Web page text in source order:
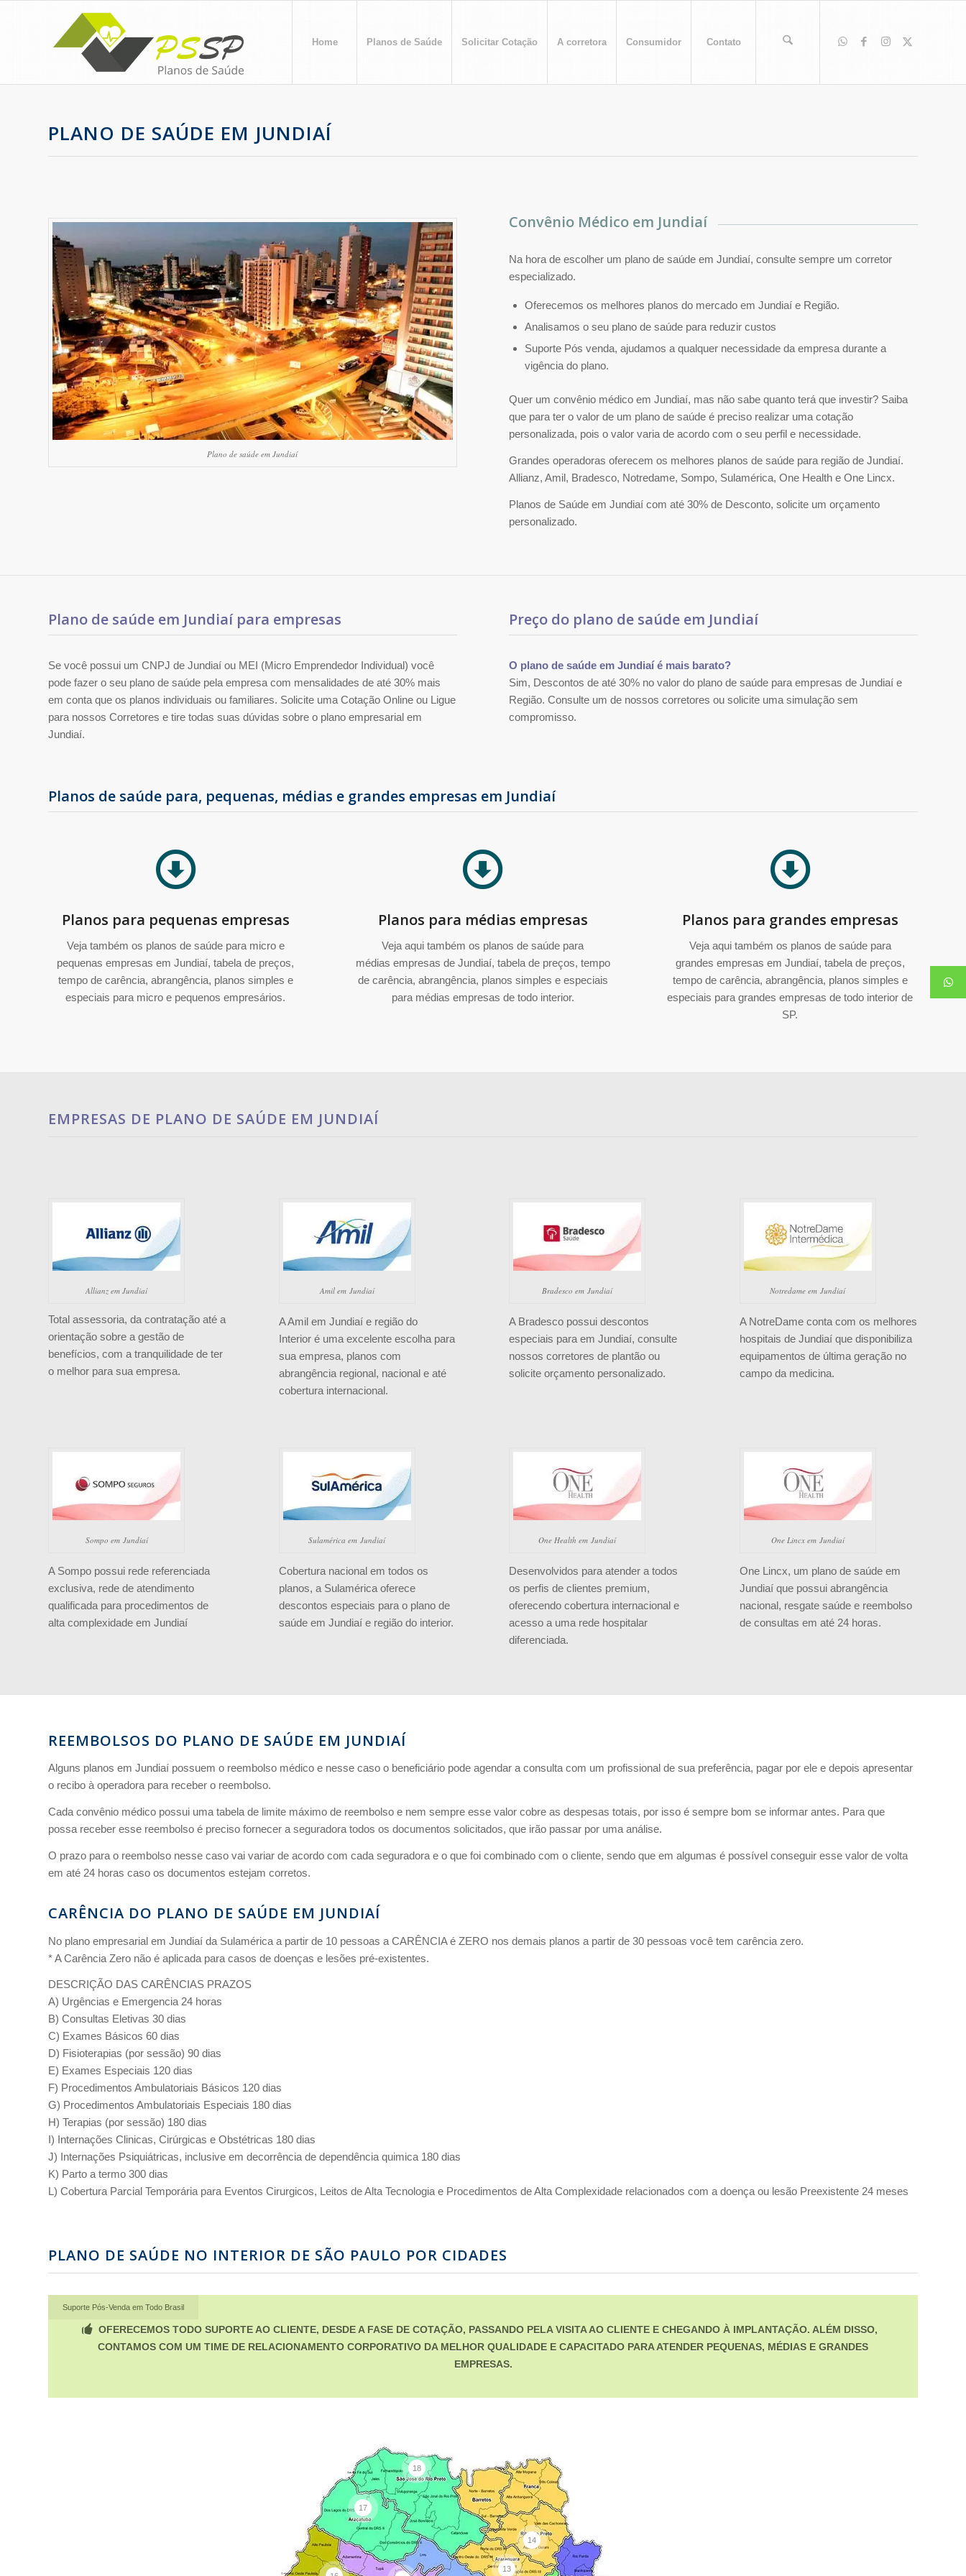
Home Planos de Saúde Solicitar Cotação A corretora Consumidor Contato
PLANO DE SAÚDE EM JUNDIAÍ
Plano de saúde em Jundiaí
Convênio Médico em Jundiaí
Na hora de escolher um plano de saúde em Jundiaí, consulte sempre um corretor
especializado.
Oferecemos os melhores planos do mercado em Jundiaí e Região.
Analisamos o seu plano de saúde para reduzir custos
Suporte Pós venda, ajudamos a qualquer necessidade da empresa durante a
vigência do plano.
Quer um convênio médico em Jundiaí, mas não sabe quanto terá que investir? Saiba
que para ter o valor de um plano de saúde é preciso realizar uma cotação
personalizada, pois o valor varia de acordo com o seu perfil e necessidade.
Grandes operadoras oferecem os melhores planos de saúde para região de Jundiaí.
Allianz, Amil, Bradesco, Notredame, Sompo, Sulamérica, One Health e One Lincx.
Planos de Saúde em Jundiaí com até 30% de Desconto, solicite um orçamento
personalizado.
Plano de saúde em Jundiaí para empresas
Se você possui um CNPJ de Jundiaí ou MEI (Micro Emprendedor Individual) você
pode fazer o seu plano de saúde pela empresa com mensalidades de até 30% mais
em conta que os planos individuais ou familiares. Solicite uma Cotação Online ou Ligue
para nossos Corretores e tire todas suas dúvidas sobre o plano empresarial em
Jundiaí.
Preço do plano de saúde em Jundiaí
O plano de saúde em Jundiaí é mais barato?
Sim, Descontos de até 30% no valor do plano de saúde para empresas de Jundiaí e
Região. Consulte um de nossos corretores ou solicite uma simulação sem
compromisso.
Planos de saúde para, pequenas, médias e grandes empresas em Jundiaí
Planos para pequenas empresas
Veja também os planos de saúde para micro e
pequenas empresas em Jundiaí, tabela de preços,
tempo de carência, abrangência, planos simples e
especiais para micro e pequenos empresários.
Planos para médias empresas
Veja aqui também os planos de saúde para
médias empresas de Jundiaí, tabela de preços, tempo
de carência, abrangência, planos simples e especiais
para médias empresas de todo interior.
Planos para grandes empresas
Veja aqui também os planos de saúde para
grandes empresas em Jundiaí, tabela de preços,
tempo de carência, abrangência, planos simples e
especiais para grandes empresas de todo interior de
SP.
EMPRESAS DE PLANO DE SAÚDE EM JUNDIAÍ
Allianz em Jundiaí
Total assessoria, da contratação até a
orientação sobre a gestão de
benefícios, com a tranquilidade de ter
o melhor para sua empresa.
Amil em Jundiaí
A Amil em Jundiaí e região do
Interior é uma excelente escolha para
sua empresa, planos com
abrangência regional, nacional e até
cobertura internacional.
Bradesco em Jundiaí
A Bradesco possui descontos
especiais para em Jundiaí, consulte
nossos corretores de plantão ou
solicite orçamento personalizado.
Notredame em Jundiaí
A NotreDame conta com os melhores
hospitais de Jundiaí que disponibiliza
equipamentos de última geração no
campo da medicina.
Sompo em Jundiaí
A Sompo possui rede referenciada
exclusiva, rede de atendimento
qualificada para procedimentos de
alta complexidade em Jundiaí
Sulamérica em Jundiaí
Cobertura nacional em todos os
planos, a Sulamérica oferece
descontos especiais para o plano de
saúde em Jundiaí e região do interior.
One Health em Jundiaí
Desenvolvidos para atender a todos
os perfis de clientes premium,
oferecendo cobertura internacional e
acesso a uma rede hospitalar
diferenciada.
One Lincx em Jundiaí
One Lincx, um plano de saúde em
Jundiaí que possui abrangência
nacional, resgate saúde e reembolso
de consultas em até 24 horas.
REEMBOLSOS DO PLANO DE SAÚDE EM JUNDIAÍ
Alguns planos em Jundiaí possuem o reembolso médico e nesse caso o beneficiário pode agendar a consulta com um profissional de sua preferência, pagar por ele e depois apresentar
o recibo à operadora para receber o reembolso.
Cada convênio médico possui uma tabela de limite máximo de reembolso e nem sempre esse valor cobre as despesas totais, por isso é sempre bom se informar antes. Para que
possa receber esse reembolso é preciso fornecer a seguradora todos os documentos solicitados, que irão passar por uma análise.
O prazo para o reembolso nesse caso vai variar de acordo com cada seguradora e o que foi combinado com o cliente, sendo que em algumas é possível conseguir esse valor de volta
em até 24 horas caso os documentos estejam corretos.
CARÊNCIA DO PLANO DE SAÚDE EM JUNDIAÍ
No plano empresarial em Jundiaí da Sulamérica a partir de 10 pessoas a CARÊNCIA é ZERO nos demais planos a partir de 30 pessoas você tem carência zero.
* A Carência Zero não é aplicada para casos de doenças e lesões pré-existentes.
DESCRIÇÃO DAS CARÊNCIAS PRAZOS
A) Urgências e Emergencia 24 horas
B) Consultas Eletivas 30 dias
C) Exames Básicos 60 dias
D) Fisioterapias (por sessão) 90 dias
E) Exames Especiais 120 dias
F) Procedimentos Ambulatoriais Básicos 120 dias
G) Procedimentos Ambulatoriais Especiais 180 dias
H) Terapias (por sessão) 180 dias
I) Internações Clinicas, Cirúrgicas e Obstétricas 180 dias
J) Internações Psiquiátricas, inclusive em decorrência de dependência quimica 180 dias
K) Parto a termo 300 dias
L) Cobertura Parcial Temporária para Eventos Cirurgicos, Leitos de Alta Tecnologia e Procedimentos de Alta Complexidade relacionados com a doença ou lesão Preexistente 24 meses
PLANO DE SAÚDE NO INTERIOR DE SÃO PAULO POR CIDADES
Suporte Pós-Venda em Todo Brasil
OFERECEMOS TODO SUPORTE AO CLIENTE, DESDE A FASE DE COTAÇÃO, PASSANDO PELA VISITA AO CLIENTE E CHEGANDO À IMPLANTAÇÃO. ALÉM DISSO,
CONTAMOS COM UM TIME DE RELACIONAMENTO CORPORATIVO DA MELHOR QUALIDADE E CAPACITADO PARA ATENDER PEQUENAS, MÉDIAS E GRANDES
EMPRESAS.
13
14
17
18